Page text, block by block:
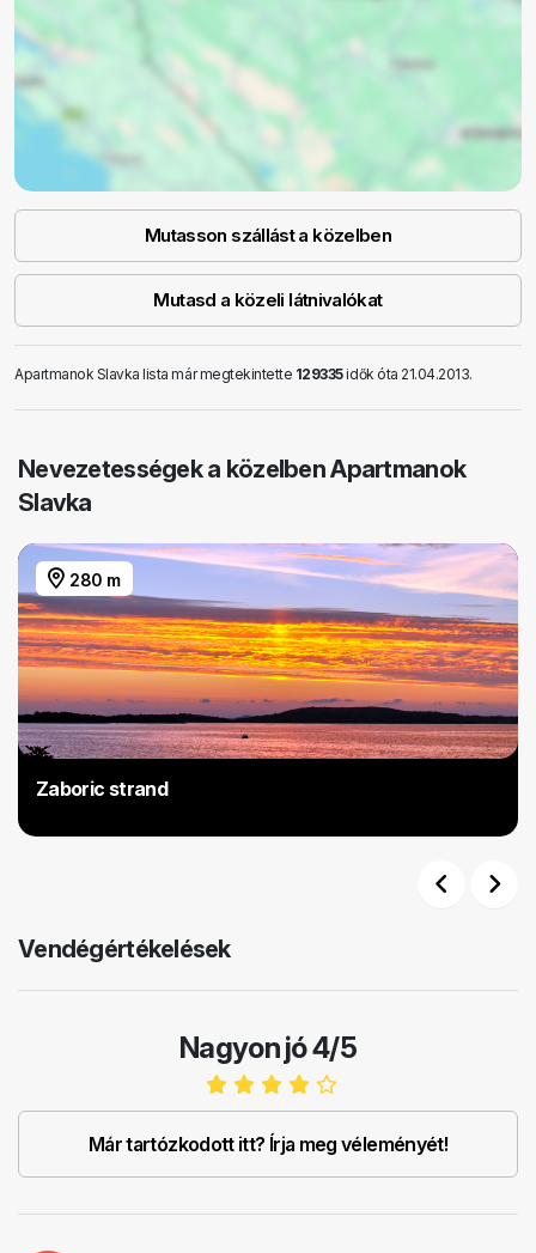
Mutasson szállást a közelben
Mutasd a közeli látnivalókat
Apartmanok Slavka lista már megtekintette 129335idők óta 21.04.2013.
Nevezetességek a közelben Apartmanok
Slavka
280 m
Zaboric strand
Vendégértékelések
Nagyon jó 4/5
Már tartózkodott itt? Írja meg véleményét!